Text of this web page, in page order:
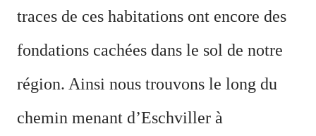
traces de ces habitations ont encore des
fondations cachées dans le sol de notre
région. Ainsi nous trouvons le long du
chemin menant d’Eschviller à